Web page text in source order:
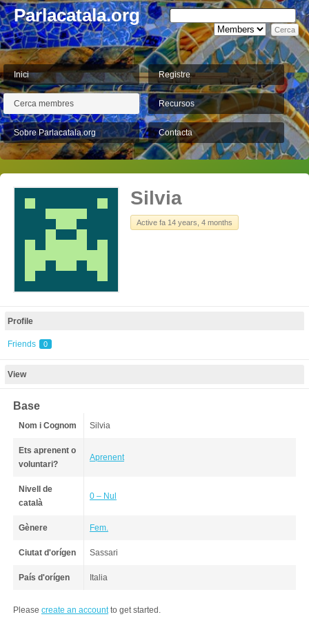
Parlacatala.org
Inici Registre
Cerca membres Recursos
Sobre Parlacatala.org Contacta
Silvia
Active fa 14 years, 4 months
Profile
Friends 0
View
Base
Nom i Cognom Silvia
Ets aprenent o
voluntari?
Aprenent
Nivell de
català
0 – Nul
Gènere Fem.
Ciutat d'orígen Sassari
País d'orígen Italia
Please create an accountto get started.